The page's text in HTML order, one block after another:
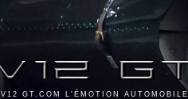
V12 GT.COM L'ÉMOTION AUTOMOBILE